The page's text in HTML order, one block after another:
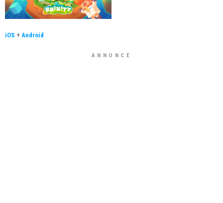
iOS + Android
ANNONCE